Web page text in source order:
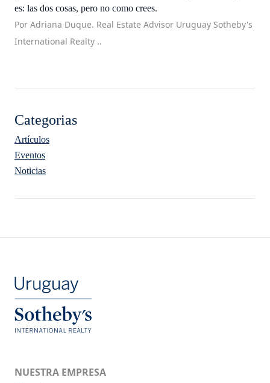
es: las dos cosas, pero no como crees.
Por Adriana Duque. Real Estate Advisor Uruguay Sotheby's
International Realty ..
Categorias
Artículos
Eventos
Noticias
NUESTRA EMPRESA